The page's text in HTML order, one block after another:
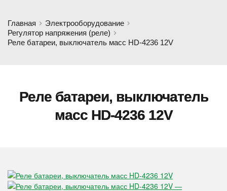
Главная
Электрооборудование
Регулятор напряжения (реле)
Реле батареи, выключатель масс HD-4236 12V
Реле батареи, выключатель
масс HD-4236 12V